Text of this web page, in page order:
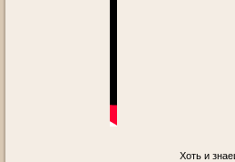
Хоть и